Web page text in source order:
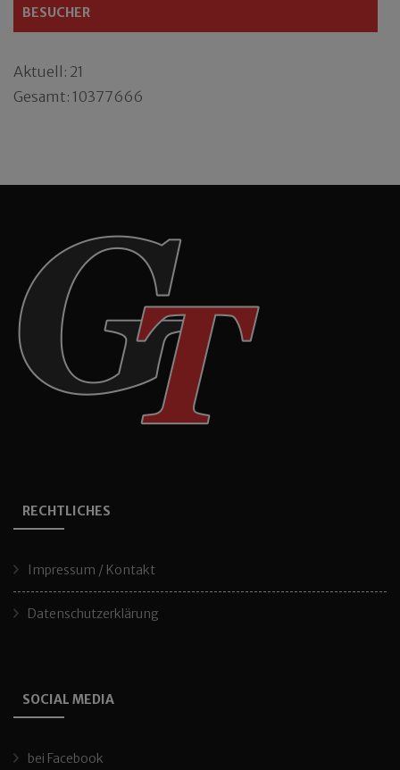
BESUCHER
Aktuell: 21
Gesamt: 10377666
RECHTLICHES
Impressum / Kontakt
Datenschutzerklärung
SOCIAL MEDIA
bei Facebook